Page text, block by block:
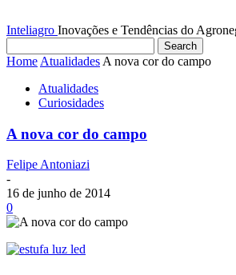
Inteliagro Inovações e Tendências do
Home Atualidades A nova cor do campo
Atualidades
Curiosidades
A nova cor do campo
Felipe Antoniazi
-
16 de junho de 2014
0